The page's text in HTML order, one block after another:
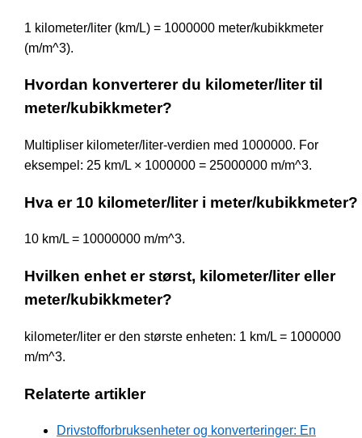
1 kilometer/liter (km/L) = 1000000 meter/kubikkmeter
(m/m^3).
Hvordan konverterer du kilometer/liter til
meter/kubikkmeter?
Multipliser kilometer/liter-verdien med 1000000. For
eksempel: 25 km/L × 1000000 = 25000000 m/m^3.
Hva er 10 kilometer/liter i meter/kubikkmeter?
10 km/L = 10000000 m/m^3.
Hvilken enhet er størst, kilometer/liter eller
meter/kubikkmeter?
kilometer/liter er den største enheten: 1 km/L = 1000000
m/m^3.
Relaterte artikler
Drivstofforbruksenheter og konverteringer: En